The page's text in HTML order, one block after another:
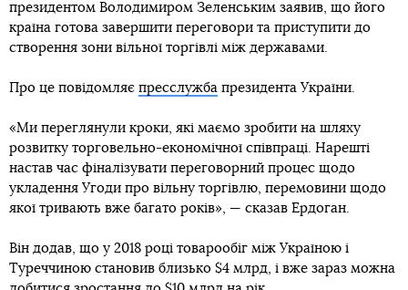
президентом Володимиром Зеленським заявив, що його
країна готова завершити переговори та приступити до
створення зони вільної торгівлі між державами.
Про це повідомляє пресслужба президента України.
«Ми переглянули кроки, які маємо зробити на шляху
розвитку торговельно-економічної співпраці. Нарешті
настав час фіналізувати переговорний процес щодо
укладення Угоди про вільну торгівлю, перемовини щодо
якої тривають вже багато років», — сказав Ердоган.
Він додав, що у 2018 році товарообіг між Україною і
Туреччиною становив близько $4 млрд, і вже зараз можна